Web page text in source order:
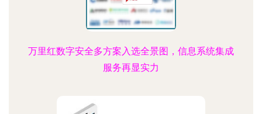
万里红数字安全多方案入选全景图，信息系统集成
服务再显实力